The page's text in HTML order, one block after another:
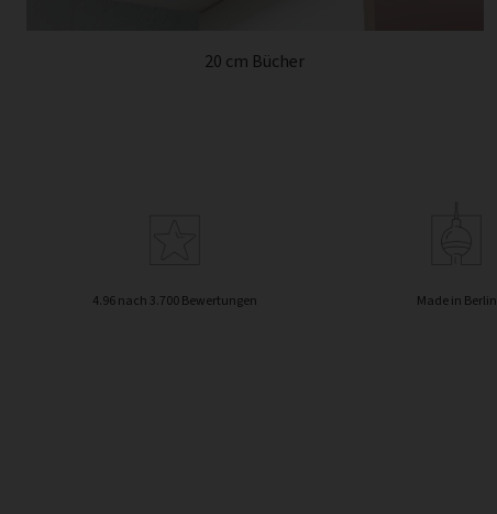
20 cm Bücher
4.96 nach 3.700 Bewertungen Made in Berlin